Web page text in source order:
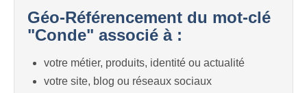
Géo-Référencement du mot-clé
"Conde" associé à :
votre métier, produits, identité ou actualité
votre site, blog ou réseaux sociaux